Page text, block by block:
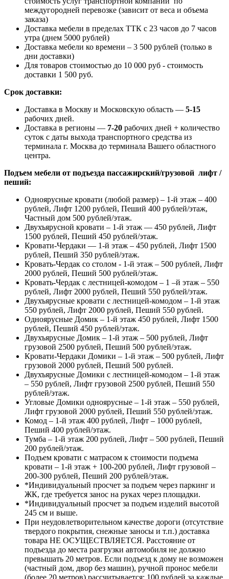
междугородней перевозке (зависит от веса и объема
заказа)
Доставка мебели в пределах ТТК с 23 часов до 7 часов
утра (днем 5000 рублей)
Доставка мебели ко времени – 3 500 рублей (только в
дни доставки)
Для товаров стоимостью до 10 000 руб - стоимость
доставки 1 500 руб.
Срок доставки:
Доставка в Москву и Московскую область — 5-15
рабочих дней.
Доставка в регионы — 7-20 рабочих дней + количество
суток с даты выхода транспортного средства из
терминала г. Москва до терминала Вашего областного
центра.
Подъем мебели от подъезда пассажирский/грузовой лифт /
пеший:
Одноярусные кровати (любой размер) – 1-й этаж – 400
рублей, Лифт 1200 рублей, Пеший 400 рублей/этаж,
Частный дом 500 рублей/этаж.
Двухъярусной кровати – 1-й этаж — 450 рублей, Лифт
1500 рублей, Пеший 450 рублей/этаж.
Кровати-Чердаки — 1-й этаж – 450 рублей, Лифт 1500
рублей, Пеший 350 рублей/этаж.
Кровать-Чердак со столом - 1-й этаж – 500 рублей, Лифт
2000 рублей, Пеший 500 рублей/этаж.
Кровать-Чердак с лестницей-комодом – 1 –й этаж – 550
рублей, Лифт 2000 рублей, Пеший 550 рублей/этаж.
Двухъярусные кровати с лестницей-комодом – 1-й этаж
550 рублей, Лифт 2000 рублей, Пеший 550 рублей.
Одноярусные Домик – 1-й этаж 450 рублей, Лифт 1500
рублей, Пеший 450 рублей/этаж.
Двухъярусные Домик – 1-й этаж – 500 рублей, Лифт
грузовой 2500 рублей, Пеший 500 рублей/этаж.
Кровати-Чердаки Домики – 1-й этаж – 500 рублей, Лифт
грузовой 2000 рублей, Пеший 500 рублей.
Двухъярусные Домики с лестницей-комодом – 1-й этаж
– 550 рублей, Лифт грузовой 2500 рублей, Пеший 550
рублей/этаж.
Угловые Домики одноярусные – 1-й этаж – 550 рублей,
Лифт грузовой 2000 рублей, Пеший 550 рублей/этаж.
Комод – 1-й этаж 400 рублей, Лифт – 1000 рублей,
Пеший 400 рублей/этаж.
Тумба – 1-й этаж 200 рублей, Лифт – 500 рублей, Пеший
200 рублей/этаж.
Подъем кровати с матрасом к стоимости подъема
кровати – 1-й этаж + 100-200 рублей, Лифт грузовой –
200-300 рублей, Пеший 200 рублей/этаж.
*Индивидуальный просчет за подъем через паркинг и
ЖК, где требуется занос на руках через площадки.
*Индивидуальный просчет за подъем изделий высотой
245 см и выше.
При неудовлетворительном качестве дороги (отсутствие
твердого покрытия, снежные заносы и т.п.) доставка
товара НЕ ОСУЩЕСТВЛЯЕТСЯ. Расстояние от
подъезда до места разгрузки автомобиля не должно
превышать 20 метров. Если подъезд к дому не возможен
(частный дом, двор без машин), ручной пронос мебели
(более 20 метров) рассчитывается: 100 рублей за каждые